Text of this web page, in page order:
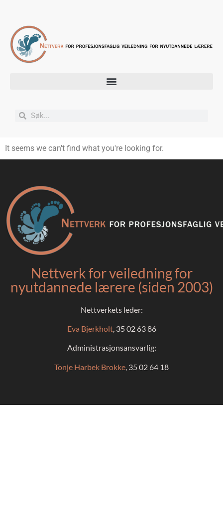
It seems we can't find what you're looking for.
Nettverk for veiledning for
nyutdannede lærere (siden 2003)
Nettverkets leder:
Eva Bjerkholt, 35 02 63 86
Administrasjonsansvarlig:
Tonje Harbek Brokke , 35 02 64 18